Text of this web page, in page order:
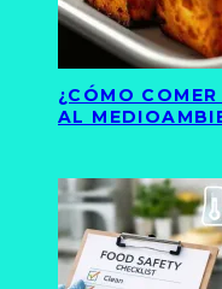
¿CÓMO
AL